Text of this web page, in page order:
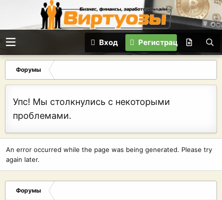
Вход Регистрация
Форумы
Упс! Мы столкнулись с некоторыми
проблемами.
An error occurred while the page was being generated. Please try
again later.
Форумы